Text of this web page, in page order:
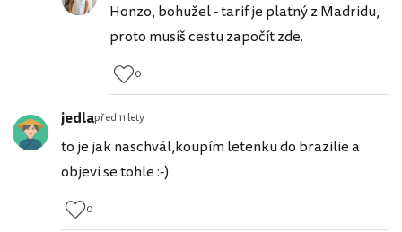
Honzo, bohužel - tarif je platný z Madridu,
proto musíš cestu započít zde.
0
jedlapřed 11 lety
to je jak naschvál,koupím letenku do brazilie a
objeví se tohle :-)
0